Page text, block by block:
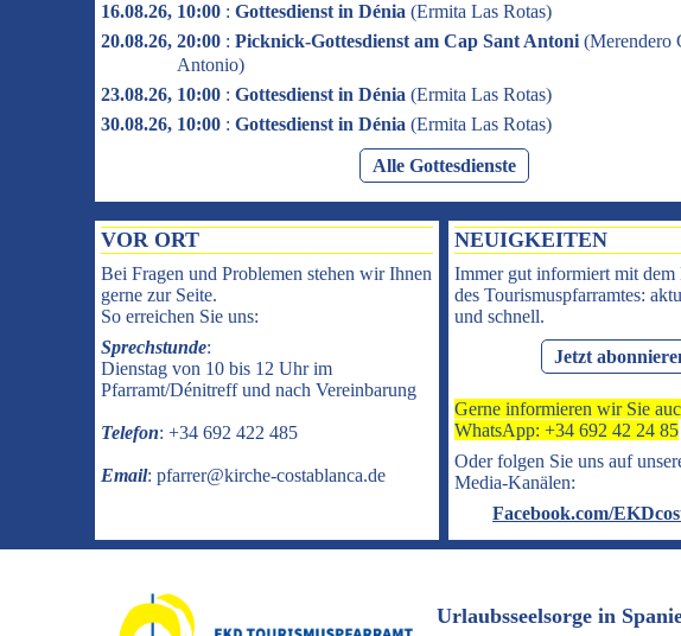
16.08.26, 10:00 : Gottesdienst in Dénia (Ermita Las Rotas)
20.08.26, 20:00 : Picknick-Gottesdienst am Cap Sant Antoni (Merendero
Antonio)
23.08.26, 10:00 : Gottesdienst in Dénia (Ermita Las Rotas)
30.08.26, 10:00 : Gottesdienst in Dénia (Ermita Las Rotas)
Alle Gottesdienste
VOR ORT
Bei Fragen und Problemen stehen wir Ihnen
gerne zur Seite.
So erreichen Sie uns:
Sprechstunde:
Dienstag von 10 bis 12 Uhr im
Pfarramt/Dénitreff und nach Vereinbarung
Telefon: +34 692 422 485
Email: pfarrer@kirche-costablanca.de
NEUIGKEITEN
Immer gut informiert mit dem
des Tourismuspfarramtes:
und schnell.
Jetzt
Gerne informieren wir Sie
WhatsApp: +34 692 42 24 85
Oder folgen Sie uns auf
Media-Kanälen:
Facebook.com/
Urlaubsseelsorge in